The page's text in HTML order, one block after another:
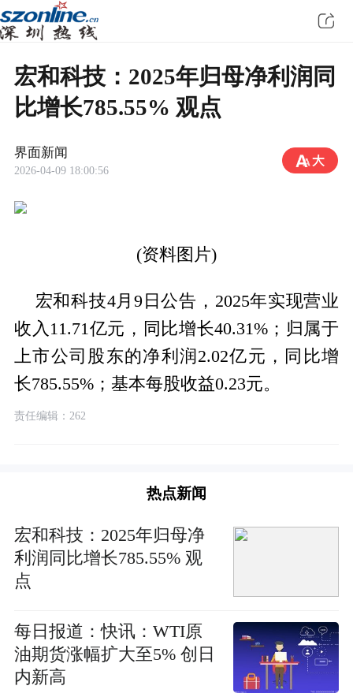
宏和科技：2025年归母净利润同
比增长785.55% 观点
界面新闻
2026-04-09 18:00:56
(资料图片)
宏和科技4月9日公告，2025年实现营业
收入11.71亿元，同比增长40.31%；归属于
上市公司股东的净利润2.02亿元，同比增
长785.55%；基本每股收益0.23元。
责任编辑：262
热点新闻
宏和科技：2025年归母净
利润同比增长785.55% 观
点
每日报道：快讯：WTI原
油期货涨幅扩大至5% 创日
内新高